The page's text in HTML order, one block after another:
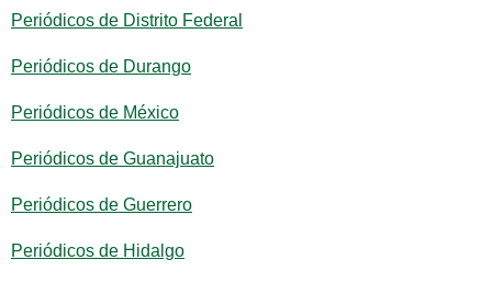
Periódicos de Distrito Federal
Periódicos de Durango
Periódicos de México
Periódicos de Guanajuato
Periódicos de Guerrero
Periódicos de Hidalgo